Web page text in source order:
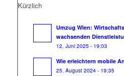
Kürzlich
Umzug Wien:
wachsenden
12. Juni 2025 - 19:03
Wie erleichtern mobile
25. August 2024 - 19:35